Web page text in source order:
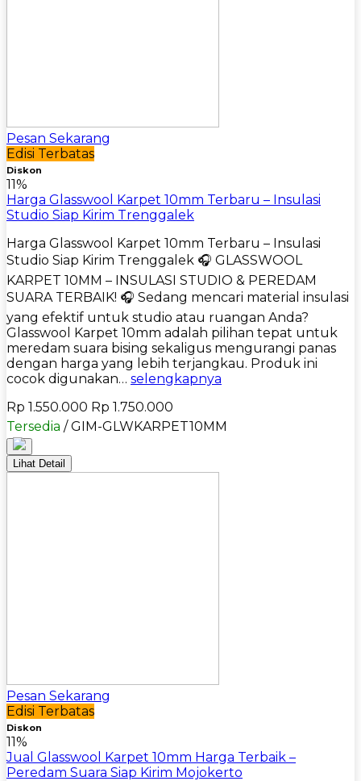
Pesan Sekarang
Edisi Terbatas
Diskon
11%
Harga Glasswool Karpet 10mm Terbaru – Insulasi
Studio Siap Kirim Trenggalek
Harga Glasswool Karpet 10mm Terbaru – Insulasi
Studio Siap Kirim Trenggalek 🎧 GLASSWOOL
KARPET 10MM – INSULASI STUDIO & PEREDAM
SUARA TERBAIK! 🎧 Sedang mencari material insulasi
yang efektif untuk studio atau ruangan Anda?
Glasswool Karpet 10mm adalah pilihan tepat untuk
meredam suara bising sekaligus mengurangi panas
dengan harga yang lebih terjangkau. Produk ini
cocok digunakan… selengkapnya
Rp 1.550.000 Rp 1.750.000
Tersedia / GIM-GLWKARPET10MM
Lihat Detail
Pesan Sekarang
Edisi Terbatas
Diskon
11%
Jual Glasswool Karpet 10mm Harga Terbaik –
Peredam Suara Siap Kirim Mojokerto